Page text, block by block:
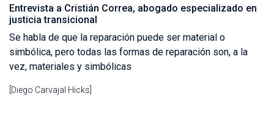
Entrevista a Cristián Correa, abogado especializado en
justicia transicional
Se habla de que la reparación puede ser material o
simbólica, pero todas las formas de reparación son, a la
vez, materiales y simbólicas
[Diego Carvajal Hicks]